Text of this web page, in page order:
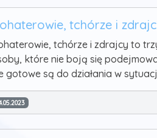
tchórze i
tchórze i zdrajcy to
które nie boją się
gotowe są do działania w